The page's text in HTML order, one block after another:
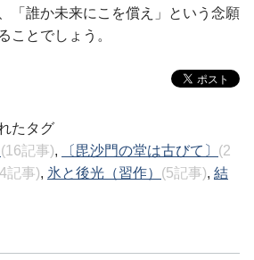
「誰か未来にこを償え」という念願
ことでしょう。
たタグ
(16記事), 〔毘沙門の堂は古びて〕 (2
記事), 氷と後光（習作） (5記事), 結